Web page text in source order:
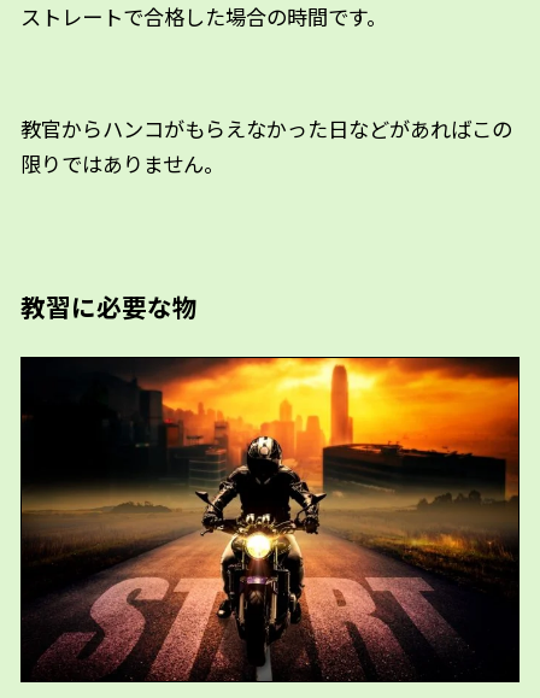
ストレートで合格した場合の時間です。
教官からハンコがもらえなかった日などがあればこの
限りではありません。
教習に必要な物